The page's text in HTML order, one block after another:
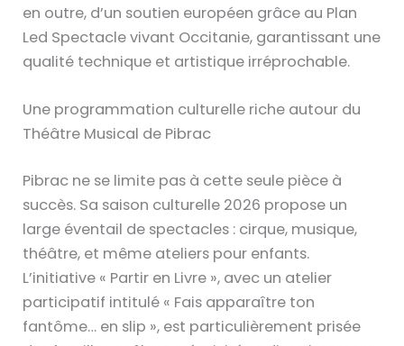
en outre, d’un soutien européen grâce au Plan
Led Spectacle vivant Occitanie, garantissant une
qualité technique et artistique irréprochable.
Une programmation culturelle riche autour du
Théâtre Musical de Pibrac
Pibrac ne se limite pas à cette seule pièce à
succès. Sa saison culturelle 2026 propose un
large éventail de spectacles : cirque, musique,
théâtre, et même ateliers pour enfants.
L’initiative « Partir en Livre », avec un atelier
participatif intitulé « Fais apparaître ton
fantôme… en slip », est particulièrement prisée